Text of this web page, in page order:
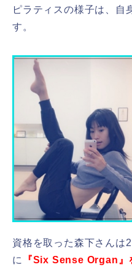
ピラティスの様子は、自
す。
資格を取った森下さんは
に
『Six Sense Organ』